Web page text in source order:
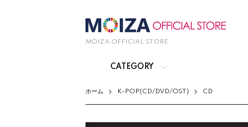
MOIZA OFFICIAL STORE
CATEGORY
ホーム K-POP(CD/DVD/OST) CD